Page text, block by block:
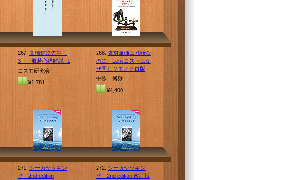
267. 高橋信次先生
3 般若心経解説 -1
コスモ研究会
¥1,781
268. 素材単価は70倍な
のに、Lensコストはな
ぜ同じ!? モノクロ版
中條 博則
¥4,400
271.
シーカヤッキン
グ 2nd edition
272. シーカヤッキン
グ 2nd edition 改訂版